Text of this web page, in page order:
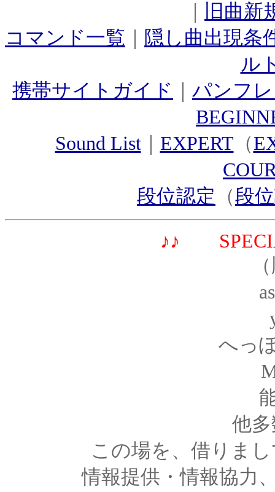
旧曲新
コマンド一覧
隠し曲出現条
ル
携帯サイトガイド
パンフ
Sound List｜ EXPERT （
段位認定 （段
♪♪
へっ
他
この場を、借りま
情報提供・情報協力